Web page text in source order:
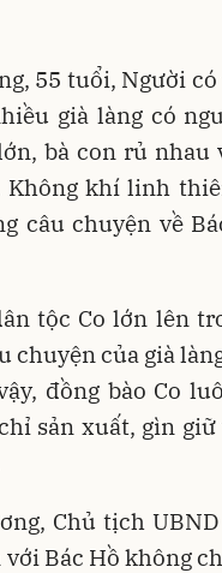
55 tuổi, Người
già làng có
bà con rủ
Không khí linh
câu chuyện về
tộc Co lớn lên
chuyện của già
đồng bào Co
sản xuất, gìn
Chủ tịch
với Bác Hồ không